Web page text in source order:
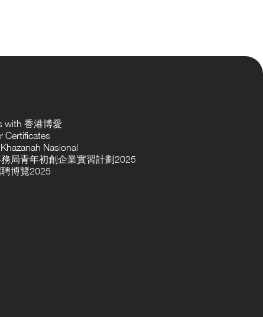
with 香港博愛
Certificates
Nasional
局青年初創企業實習計劃2025
博覽2025